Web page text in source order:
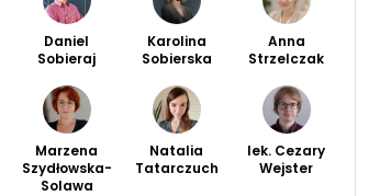
Daniel
Sobieraj
Karolina
Sobierska
Anna
Strzelczak
Marzena
Szydłowska-
Solawa
Natalia
Tatarczuch
lek. Cezary
Wejster